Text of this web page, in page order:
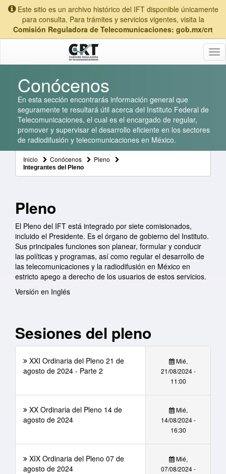
Este sitio es un archivo histórico del IFT disponible únicamente
para consulta. Para trámites y servicios vigentes, visita la
Comisión Reguladora de Telecomunicaciones: gob.mx/crt
Conócenos
En esta sección encontrarás información general que
seguramente te resultará útil acerca del Instituto Federal de
Telecomunicaciones, el cual es el encargado de regular,
promover y supervisar el desarrollo eficiente en los sectores
de radiodifusión y telecomunicaciones en México.
Inicio Conócenos Pleno
Integrantes del Pleno
Pleno
El Pleno del IFT está integrado por siete comisionados,
incluido el Presidente. Es el órgano de gobierno del Instituto.
Sus principales funciones son planear, formular y conducir
las políticas y programas, así como regular el desarrollo de
las telecomunicaciones y la radiodifusión en México en
estricto apego a derecho de los usuarios de estos servicios.
Versión en Inglés
Sesiones del pleno
XXI Ordinaria del Pleno 21 de
agosto de 2024 - Parte 2
Mié,
21/08/2024 -
11:00
XX Ordinaria del Pleno 14 de
agosto de 2024
Mié,
14/08/2024 -
16:30
XIX Ordinaria del Pleno 07 de
agosto de 2024
Mié,
07/08/2024 -